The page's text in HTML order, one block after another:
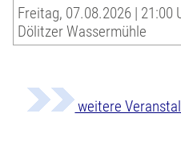
Freitag, 07.08.2026 | 21:00
Dölitzer Wassermühle
weitere